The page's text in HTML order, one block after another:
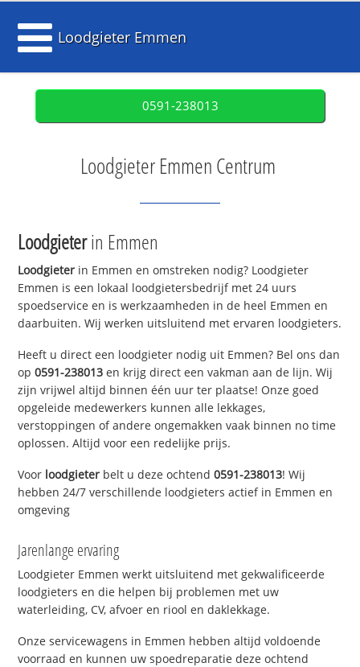
Loodgieter Emmen
0591-238013
Loodgieter Emmen Centrum
Loodgieterin Emmen
Loodgieter in Emmen en omstreken nodig? Loodgieter
Emmen is een lokaal loodgietersbedrijf met 24 uurs
spoedservice en is werkzaamheden in de heel Emmen en
daarbuiten. Wij werken uitsluitend met ervaren loodgieters.
Heeft u direct een loodgieter nodig uit Emmen? Bel ons dan
op0591-238013 en krijg direct een vakman aan de lijn. Wij
zijn vrijwel altijd binnen één uur ter plaatse! Onze goed
opgeleide medewerkers kunnen alle lekkages,
verstoppingen of andere ongemakken vaak binnen no time
oplossen. Altijd voor een redelijke prijs.
Voor loodgieter belt u deze ochtend0591-238013! Wij
hebben 24/7 verschillende loodgieters actief in Emmen en
omgeving
Jarenlange ervaring
Loodgieter Emmen werkt uitsluitend met gekwalificeerde
loodgieters en die helpen bij problemen met uw
waterleiding, CV, afvoer en riool en daklekkage.
Onze servicewagens in Emmen hebben altijd voldoende
voorraad en kunnen uw spoedreparatie deze ochtend